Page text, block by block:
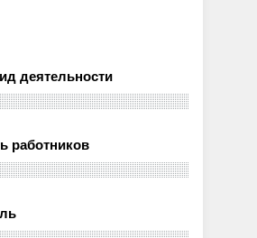
деятельности
работников